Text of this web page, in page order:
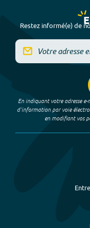
Restez informé(e) de
En indiquant votre adresse
d’information par voie
en modifiant vos